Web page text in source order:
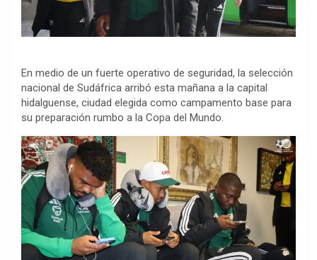
En medio de un fuerte operativo de seguridad, la selección
nacional de Sudáfrica arribó esta mañana a la capital
hidalguense, ciudad elegida como campamento base para
su preparación rumbo a la Copa del Mundo.